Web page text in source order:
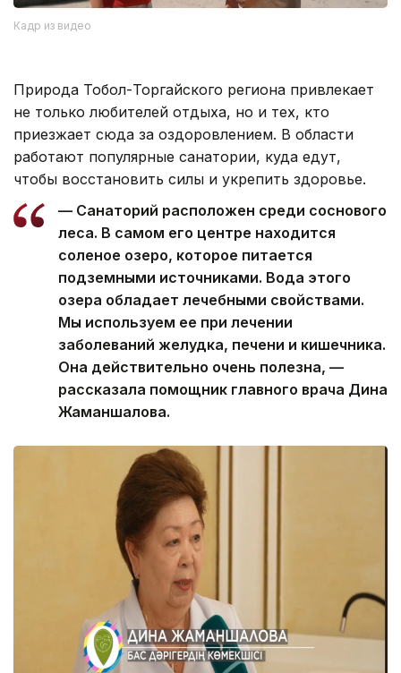
Кадр из видео
Природа Тобол-Торгайского региона привлекает
не только любителей отдыха, но и тех, кто
приезжает сюда за оздоровлением. В области
работают популярные санатории, куда едут,
чтобы восстановить силы и укрепить здоровье.
— Санаторий расположен среди соснового
леса. В самом его центре находится
соленое озеро, которое питается
подземными источниками. Вода этого
озера обладает лечебными свойствами.
Мы используем ее при лечении
заболеваний желудка, печени и кишечника.
Она действительно очень полезна, —
рассказала помощник главного врача Дина
Жаманшалова.